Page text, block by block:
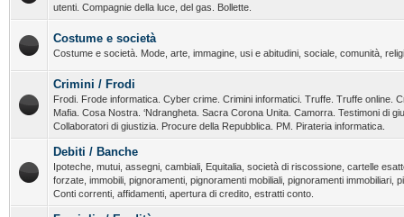
utenti. Compagnie della luce, del gas. Bollette.
Costume e società
Costume e società. Mode, arte, immagine, usi e abitudini, sociale, comunità,
Crimini / Frodi
Frodi. Frode informatica. Cyber crime. Crimini informatici. Truffe. Truffe online.
Mafia. Cosa Nostra. ‘Ndrangheta. Sacra Corona Unita. Camorra. Testimoni di
Collaboratori di giustizia. Procure della Repubblica. PM. Pirateria informatica.
Debiti / Banche
Ipoteche, mutui, assegni, cambiali, Equitalia, società di riscossione, cartelle
forzate, immobili, pignoramenti, pignoramenti mobiliali, pignoramenti immobiliari,
Conti correnti, affidamenti, apertura di credito, estratti conto.